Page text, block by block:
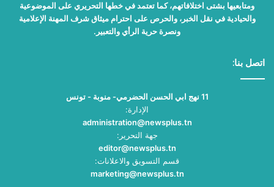
ومتابعيها بشتى اختلافاتهم، كما تعتمد في خطها التحريري على الموضوعية
والحيادية في نقل الخبر، والحرص على احترام ميثاق شرف المهنة الإعلامية
ونصرة حرية الرأي والتعبير.
اتصل بنا:
11 نهج ابي الحسن الحضرمي- منوبة - تونس
الإدارة:
administration@newsplus.tn
جهة التحرير:
editor@newsplus.tn
قسم التسويق والاعلانات:
marketing@newsplus.tn